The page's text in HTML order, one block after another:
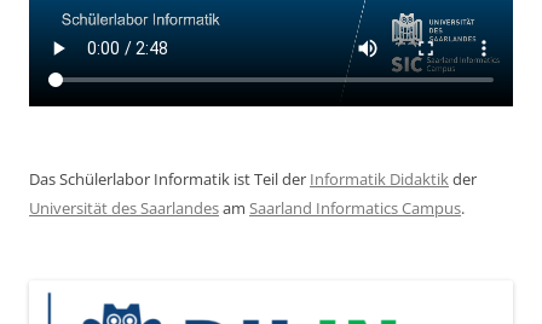
Das Schülerlabor Informatik ist Teil der Informatik Didaktikder
Universität des Saarlandesam Saarland Informatics Campus.